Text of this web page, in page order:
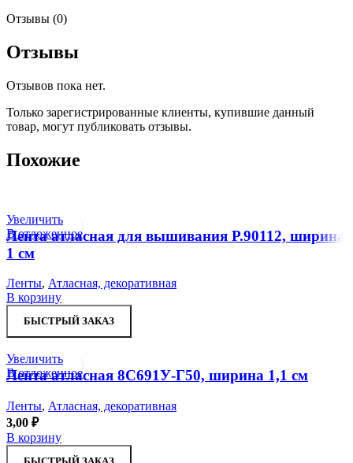
Отзывы (0)
Отзывы
Отзывов пока нет.
Только зарегистрированные клиенты, купившие данный
товар, могут публиковать отзывы.
Похожие
Увеличить
В отложенное
Лента атласная для вышивания Р.90112, ширина
1 см
Ленты, Атласная, декоративная
В корзину
БЫСТРЫЙ ЗАКАЗ
Увеличить
В отложенное
Лента атласная 8С691У-Г50, ширина 1,1 см
Ленты, Атласная, декоративная
3,00 ₽
В корзину